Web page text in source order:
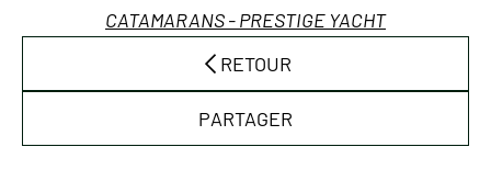
CATAMARANS-PRESTIGE YACHT
RETOUR
PARTAGER